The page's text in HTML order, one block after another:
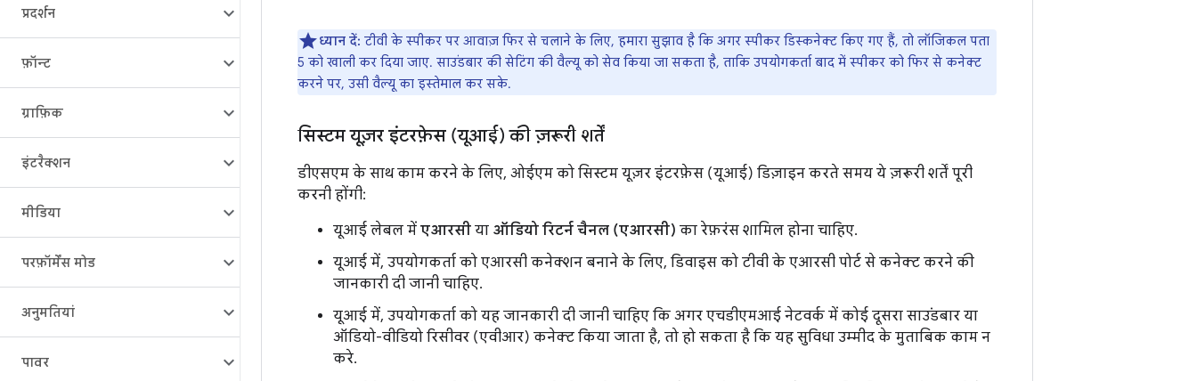
प्रदर्शन
फ़ॉन्ट
ग्राफ़िक
इंटरैक्शन
मीडिया
परफ़ॉर्मेंस मोड
अनुमतियां
पावर
ध्यान दें: टीवी के स्पीकर पर आवाज़ फिर से चलाने के लिए, हमारा सुझाव है कि अगर स्पीकर डिस्कनेक्ट किए गए हैं, तो लॉजिकल पता
5 को खाली कर दिया जाए. साउंडबार की सेटिंग की वैल्यू को सेव किया जा सकता है, ताकि उपयोगकर्ता बाद में स्पीकर को फिर से कनेक्ट
करने पर, उसी वैल्यू का इस्तेमाल कर सके.
सिस्टम यूज़र इंटरफ़ेस (यूआई) की ज़रूरी शर्तें
डीएसएम के साथ काम करने के लिए, ओईएम को सिस्टम यूज़र इंटरफ़ेस (यूआई) डिज़ाइन करते समय ये ज़रूरी शर्तें पूरी
करनी होंगी:
यूआई लेबल में एआरसी या ऑडियो रिटर्न चैनल (एआरसी) का रेफ़रंस शामिल होना चाहिए.
यूआई में, उपयोगकर्ता को एआरसी कनेक्शन बनाने के लिए, डिवाइस को टीवी के एआरसी पोर्ट से कनेक्ट करने की
जानकारी दी जानी चाहिए.
यूआई में, उपयोगकर्ता को यह जानकारी दी जानी चाहिए कि अगर एचडीएमआई नेटवर्क में कोई दूसरा साउंडबार या
ऑडियो-वीडियो रिसीवर (एवीआर) कनेक्ट किया जाता है, तो हो सकता है कि यह सुविधा उम्मीद के मुताबिक काम न
करे.